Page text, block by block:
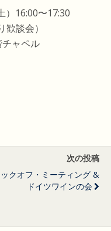
）16:00〜17:30
談会）
チャペル
次の投稿
クオフ・ミーティング &
ドイツワインの会